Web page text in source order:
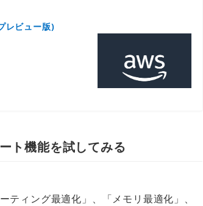
レビュー版)
ト機能を試してみる
ィング最適化」、「メモリ最適化」、